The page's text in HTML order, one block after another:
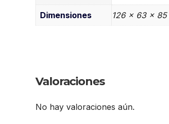
Dimensiones 126 × 63 × 85
Valoraciones
No hay valoraciones aún.